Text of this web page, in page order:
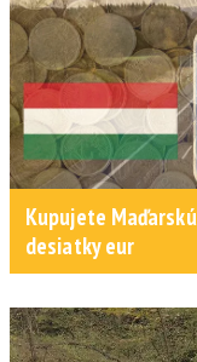
Kupujete
desiatky eur